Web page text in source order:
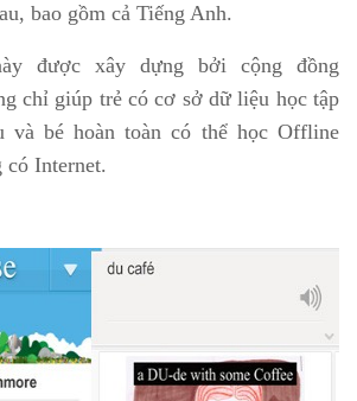
bao gồm cả Tiếng Anh.
được xây dựng bởi cộng đồng
chỉ giúp trẻ có cơ sở dữ liệu học tập
và bé hoàn toàn có thể học Offline
có Internet.